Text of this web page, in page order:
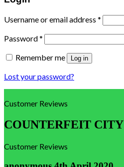
Username or email address *
Password*
Remember me
Log in
Lost your password?
Customer Reviews
COUNTERFEIT CITY
Customer Reviews